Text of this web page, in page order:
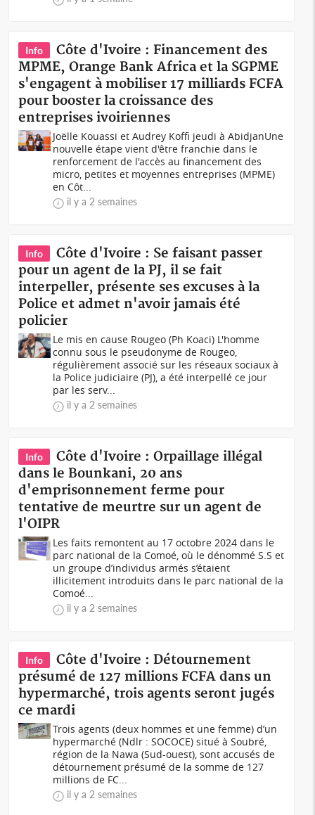
Info
Côte d'Ivoire : Financement des
MPME, Orange Bank Africa et la SGPME
s'engagent à mobiliser 17 milliards FCFA
pour booster la croissance des
entreprises ivoiriennes
Joëlle Kouassi et Audrey Koffi jeudi à AbidjanUne
nouvelle étape vient d'être franchie dans le
renforcement de l'accès au financement des
micro, petites et moyennes entreprises (MPME)
en Côt...
il y a 2 semaines
Info
Côte d'Ivoire : Se faisant passer
pour un agent de la PJ, il se fait
interpeller, présente ses excuses à la
Police et admet n'avoir jamais été
policier
Le mis en cause Rougeo (Ph Koaci) L'homme
connu sous le pseudonyme de Rougeo,
régulièrement associé sur les réseaux sociaux à
la Police judiciaire (PJ), a été interpellé ce jour
par les serv...
il y a 2 semaines
Info
Côte d'Ivoire : Orpaillage illégal
dans le Bounkani, 20 ans
d'emprisonnement ferme pour
tentative de meurtre sur un agent de
l'OIPR
Les faits remontent au 17 octobre 2024 dans le
parc national de la Comoé, où le dénommé S.S et
un groupe d’individus armés s’étaient
illicitement introduits dans le parc national de la
Comoé...
il y a 2 semaines
Info
Côte d'Ivoire : Détournement
présumé de 127 millions FCFA dans un
hypermarché, trois agents seront jugés
ce mardi
Trois agents (deux hommes et une femme) d’un
hypermarché (Ndlr : SOCOCE) situé à Soubré,
région de la Nawa (Sud-ouest), sont accusés de
détournement présumé de la somme de 127
millions de FC...
il y a 2 semaines